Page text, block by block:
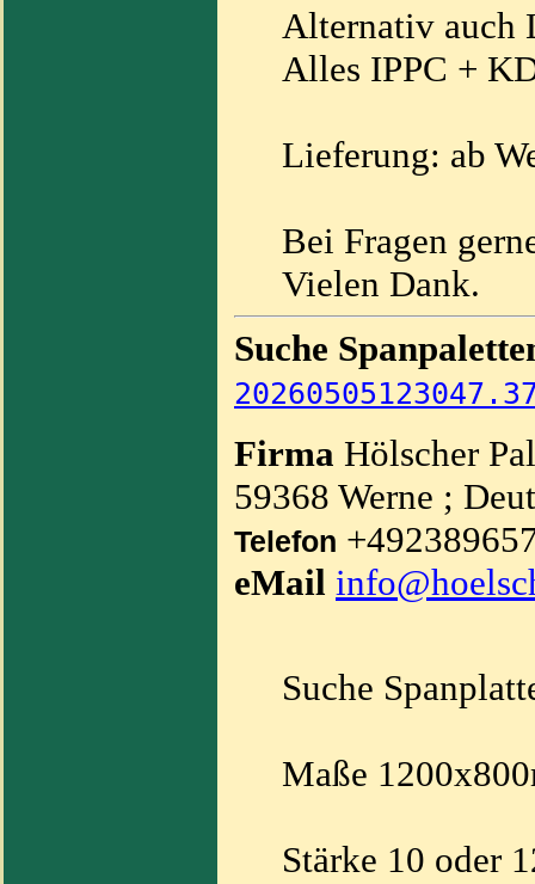
Alternativ auch
Alles IPPC +
Lieferung: ab
Bei Fragen
Vielen Dank.
Suche
Firma Hölscher
59368 Werne ;
Telefon
eMail
Suche
Maße
Stärke 10 oder